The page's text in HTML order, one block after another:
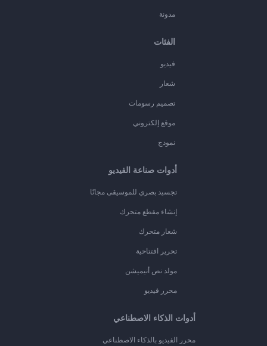
مدونة
الفئات
فيديو
شعار
تصميم رسومات
موقع إلكتروني
نموذج
أدوات صناعة الفيديو
تجسيد بصري للموسيقى مجانًا
إنشاء مقطع متحرك
شعار متحرك
تحرير افتتاحية
مولد نص أنيميشن
محرر فيديو
أدوات الذكاء الاصطناعي
محرر الفيديو بالذكاء الاصطناعي